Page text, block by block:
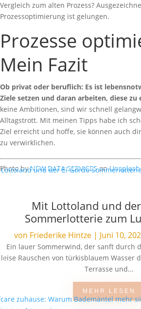
Vergleich zum alten Prozess?
Prozessoptimierung ist gelungen.
Prozesse
Mein Fazit
Ob privat oder beruflich: Es ist
Ziele setzen und daran arbeiten, diese zu
keine Ambitionen, sind wir schnell
Alltagstrott. Mit meinen Tipps habe ich
Ziel erreicht und hoffe, sie können auch
zu verwirklichen.
Photo byNEW DATA SERVICESonUnsplash
Mit Lottoland und
Sommerlotterie zum
von Friederike Hintze| Juni 10,
Ein lauer Sommerwind, der sanft durch
leise Rauschen von türkisblauem Wasser
Terrasse und...
MEHR LESEN